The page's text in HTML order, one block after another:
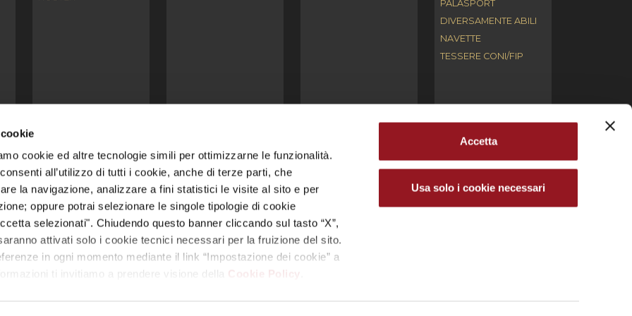
cookie ed altre tecnologie simili per ottimizzarne le funzionalità.
all’utilizzo di tutti i cookie, anche di terze parti, che
la navigazione, analizzare a fini statistici le visite al sito e per
oppure potrai selezionare le singole tipologie di cookie
selezionati". Chiudendo questo banner cliccando sul tasto “X”,
attivati solo i cookie tecnici necessari per la fruizione del sito.
in ogni momento mediante il link “Impostazione dei cookie” a
ti invitiamo a prendere visione della
Cookie Policy
Accetta
Usa solo i cookie necessari
PALASPORT
DIVERSAMENTE ABILI
NAVETTE
TESSERE CONI/FIP
video, loghi, ecc.) sono di titolarità di Reyer e/o di terzi legittimi titolari. L’utilizzo, la riproduzione, la modifica,
debita autorizzazione costituisce violazione dei diritti di proprietà intellettuale (copyright) e/o industriale.
unico | Via Colombara 113, 30176 Marghera – Venezia (VE) | Codice Fiscale 03691660272 – Partita IVA 04681350270 | Iscr.
– 330005 | Capitale sociale: euro 1.000.000,00 interamente versato.
dei cookie|Trasparenza| Modello Organizzativo 231 S.S.P. REYER VENEZIA MESTRE S.R.L.